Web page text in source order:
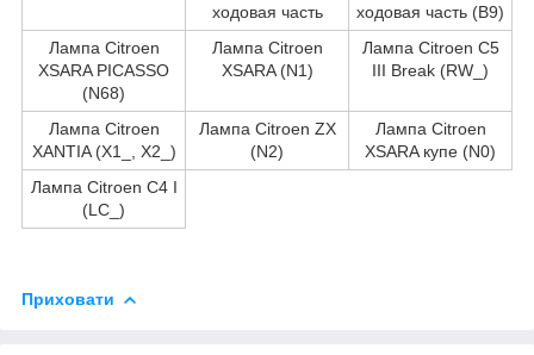
ходовая часть
ходовая часть (B9)
Лампа Citroen
XSARA PICASSO
(N68)
Лампа Citroen
XSARA (N1)
Лампа Citroen C5
III Break (RW_)
Лампа Citroen
XANTIA (X1_, X2_)
Лампа Citroen ZX
(N2)
Лампа Citroen
XSARA купе (N0)
Лампа Citroen C4 I
(LC_)
Приховати